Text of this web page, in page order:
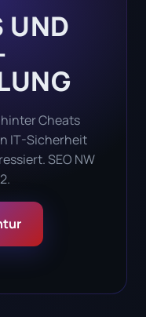
UND
Cheats
IT-Sicherheit
SEO NW